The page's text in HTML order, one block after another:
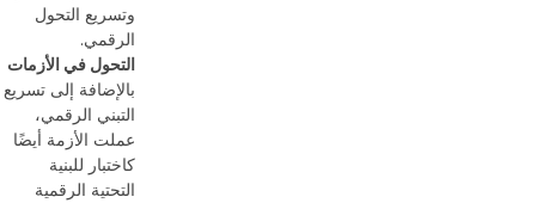
وتسريع التحول
الرقمي.
التحول في الأزمات
بالإضافة إلى تسريع
التبني الرقمي،
عملت الأزمة أيضًا
كاختبار للبنية
التحتية الرقمية